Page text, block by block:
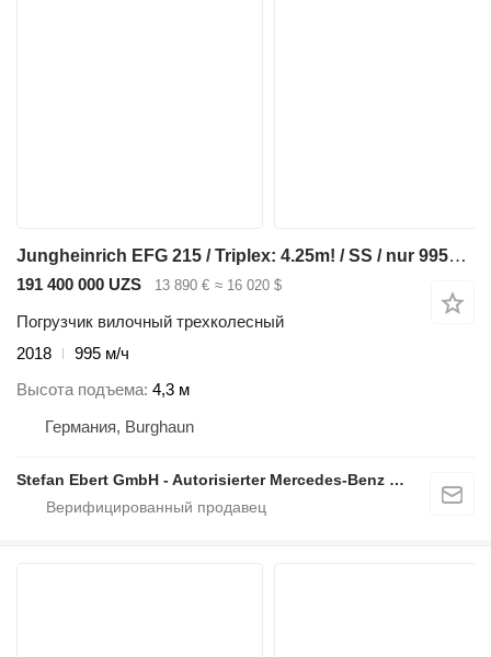
Jungheinrich EFG 215 / Triplex: 4.25m! / SS / nur 995h! Waage
191 400 000 UZS 13 890 € ≈ 16 020 $
Погрузчик вилочный трехколесный
2018
995 м/ч
Высота подъема 4,3 м
Германия, Burghaun
Stefan Ebert GmbH - Autorisierter Mercedes-Benz Servicepartner